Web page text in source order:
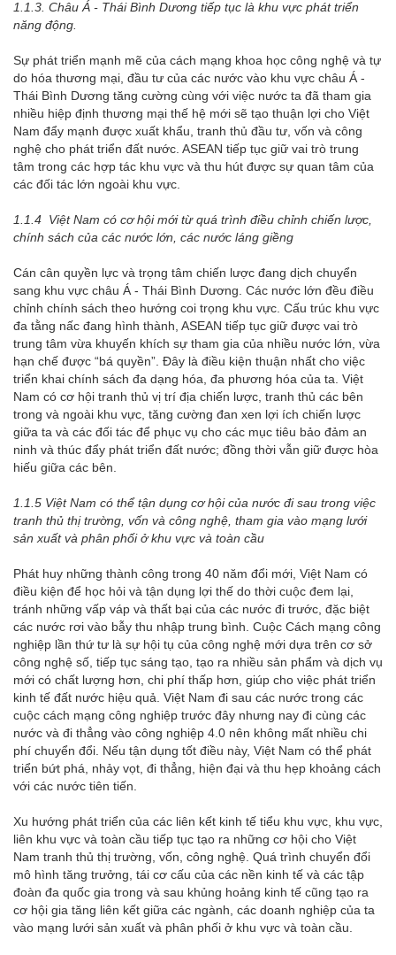
1.1.3. Châu Á - Thái Bình Dương tiếp tục là khu vực phát triển
năng động.
Sự phát triển mạnh mẽ của cách mạng khoa học công nghệ và tự
do hóa thương mại, đầu tư của các nước vào khu vực châu Á -
Thái Bình Dương tăng cường cùng với việc nước ta đã tham gia
nhiều hiệp định thương mại thế hệ mới sẽ tạo thuận lợi cho Việt
Nam đẩy mạnh được xuất khẩu, tranh thủ đầu tư, vốn và công
nghệ cho phát triển đất nước. ASEAN tiếp tục giữ vai trò trung
tâm trong các hợp tác khu vực và thu hút được sự quan tâm của
các đối tác lớn ngoài khu vực.
1.1.4 Việt Nam có cơ hội mới từ quá trình điều chỉnh chiến lược,
chính sách của các nước lớn, các nước láng giềng
Cán cân quyền lực và trọng tâm chiến lược đang dịch chuyển
sang khu vực châu Á - Thái Bình Dương. Các nước lớn đều điều
chỉnh chính sách theo hướng coi trọng khu vực. Cấu trúc khu vực
đa tằng nấc đang hình thành, ASEAN tiếp tục giữ được vai trò
trung tâm vừa khuyến khích sự tham gia của nhiều nước lớn, vừa
hạn chế được “bá quyền”. Đây là điều kiện thuận nhất cho việc
triển khai chính sách đa dạng hóa, đa phương hóa của ta. Việt
Nam có cơ hội tranh thủ vị trí địa chiến lược, tranh thủ các bên
trong và ngoài khu vực, tăng cường đan xen lợi ích chiến lược
giữa ta và các đối tác để phục vụ cho các mục tiêu bảo đảm an
ninh và thúc đẩy phát triển đất nước; đồng thời vẫn giữ được hòa
hiếu giữa các bên.
1.1.5 Việt Nam có thể tận dụng cơ hộicủa nước đi sau trong việc
tranh thủ thị trường, vốn và công nghệ, tham gia vào mạng lưới
sản xuất và phân phối ở khu vực và toàn cầu
Phát huy những thành công trong 40 năm đổi mới, Việt Nam có
điều kiện để học hỏi và tận dụng lợi thế do thời cuộc đem lại,
tránh những vấp váp và thất bại của các nước đi trước, đặc biệt
các nước rơi vào bẫy thu nhập trung bình. Cuộc Cách mạng công
nghiệp lần thứ tư là sự hội tụ của công nghệ mới dựa trên cơ sở
công nghệ số, tiếp tục sáng tạo, tạo ra nhiều sản phẩm và dịch vụ
mới có chất lượng hơn, chi phí thấp hơn, giúp cho việc phát triển
kinh tế đất nước hiệu quả. Việt Nam đi sau các nước trong các
cuộc cách mạng công nghiệp trước đây nhưng nay đi cùng các
nước và đi thẳng vào công nghiệp 4.0 nên không mất nhiều chi
phí chuyển đổi. Nếu tận dụng tốt điều này, Việt Nam có thể phát
triển bứt phá, nhảy vọt, đi thẳng, hiện đại và thu hẹp khoảng cách
với các nước tiên tiến.
Xu hướng phát triển của các liên kết kinh tế tiểu khu vực, khu vực,
liên khu vực và toàn cầu tiếp tục tạo ra những cơ hội cho Việt
Nam tranh thủ thị trường, vốn, công nghệ. Quá trình chuyển đổi
mô hình tăng trưởng, tái cơ cấu của các nền kinh tế và các tập
đoàn đa quốc gia trong và sau khủng hoảng kinh tế cũng tạo ra
cơ hội gia tăng liên kết giữa các ngành, các doanh nghiệp của ta
vào mạng lưới sản xuất và phân phối ở khu vực và toàn cầu.